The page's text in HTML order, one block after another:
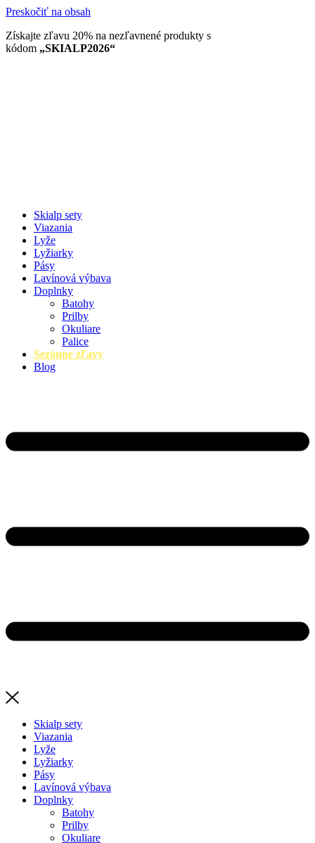
Preskočiť na obsah
Získajte zľavu 20% na nezľavnené produkty​ s
kódom „SKIALP2026“
Skialp sety
Viazania
Lyže
Lyžiarky
Pásy
Lavínová výbava
Doplnky
Batohy
Prilby
Okuliare
Palice
Sezónne zľavy
Blog
Skialp sety
Viazania
Lyže
Lyžiarky
Pásy
Lavínová výbava
Doplnky
Batohy
Prilby
Okuliare